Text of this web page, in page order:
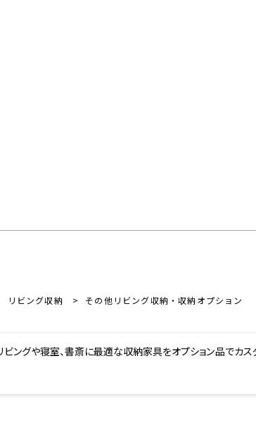
リビング収納 その他リビング収納・収納オプション
ビングや寝室、書斎に最適な収納家具をオプション品でカ